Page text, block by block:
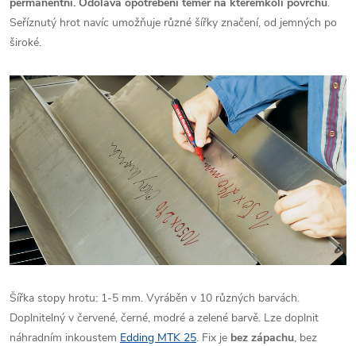
Seříznutý hrot navíc umožňuje různé šířky značení, od jemných po
široké.
Šířka stopy hrotu: 1-5 mm. Vyráběn v 10 různých barvách.
Doplnitelný v červené, černé, modré a zelené barvě. Lze doplnit
náhradním inkoustem Edding MTK 25. Fix je bez zápachu, bez